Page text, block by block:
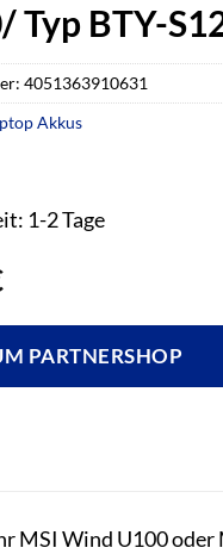
Typ BTY-
1-2 Tage
PARTNERSHOP
4051363910631
Akkus
MSI Wind U100